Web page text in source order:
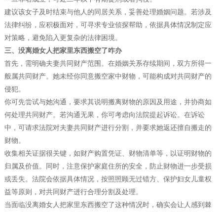
建议该女子及时结束与他人的同居关系，妥善处理婚姻问题。若涉及
法律纠纷，应积极面对，可寻求专业侦探帮助，依据具体情况制定应
对策略，避免陷入更复杂的法律困境。
三、没离婚女人把家里东西搬空了咋办
首先，需明确夫妻共同财产范围。在婚姻关系存续期间，双方所得一
般属共同财产。她未经你同意搬空家中财物，可能构成对共同财产的
侵犯。
你可先尝试与她沟通，要求其说明搬离财物的原因及用途，并协商如
何处理共同财产。若沟通无果，你可考虑向法院提起诉讼。在诉讼
中，可请求法院对夫妻共同财产进行分割，并要求她返还擅自搬走的
财物。
收集相关证据很关键，如财产购置凭证、财物清单等，以证明财物的
归属及价值。同时，注意保护家庭住所的安全，防止财物进一步受损
或丢失。法院会依据具体情况，按照照顾无过错方、保护妇女儿童权
益等原则，对共同财产进行合理分割及处理。
当面临没离婚女人把家里东西搬空了这种情况时，确实会让人感到棘